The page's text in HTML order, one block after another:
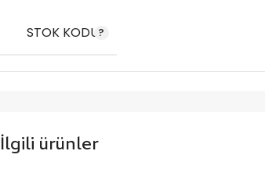
STOK KODU
İlgili ürünler